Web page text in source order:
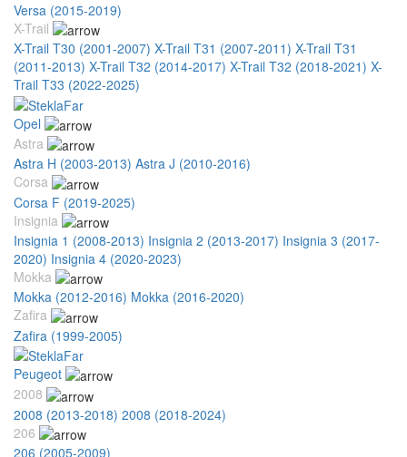
Versa (2015-2019)
X-Trail
X-Trail T30 (2001-2007) X-Trail T31 (2007-2011) X-Trail T31
(2011-2013) X-Trail T32 (2014-2017) X-Trail T32 (2018-2021) X-
Trail T33 (2022-2025)
Opel
Astra
Astra H (2003-2013) Astra J (2010-2016)
Corsa
Corsa F (2019-2025)
Insignia
Insignia 1 (2008-2013) Insignia 2 (2013-2017) Insignia 3 (2017-
2020) Insignia 4 (2020-2023)
Mokka
Mokka (2012-2016) Mokka (2016-2020)
Zafira
Zafira (1999-2005)
Peugeot
2008
2008 (2013-2018) 2008 (2018-2024)
206
206 (2005-2009)